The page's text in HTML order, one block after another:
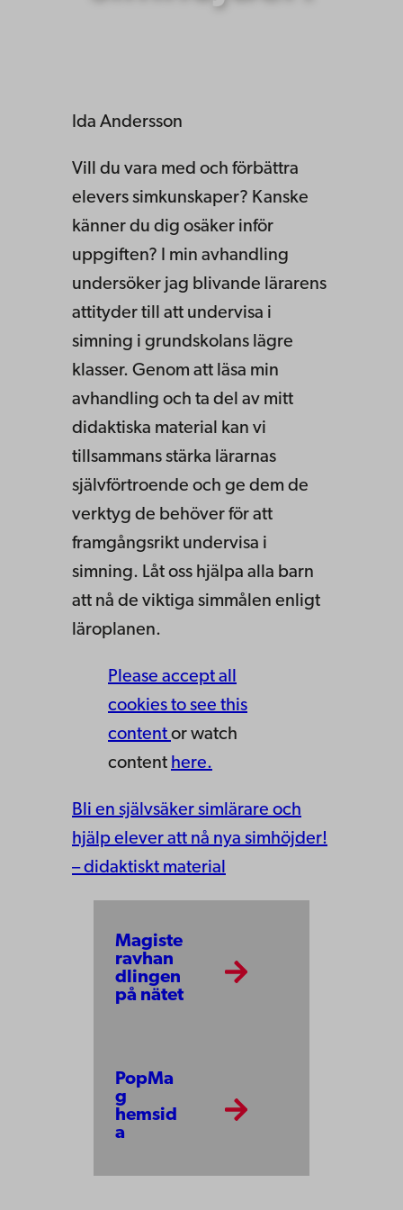
Ida Andersson
Vill du vara med och förbättra
elevers simkunskaper? Kanske
känner du dig osäker inför
uppgiften? I min avhandling
undersöker jag blivande lärarens
attityder till att undervisa i
simning i grundskolans lägre
klasser. Genom att läsa min
avhandling och ta del av mitt
didaktiska material kan vi
tillsammans stärka lärarnas
självförtroende och ge dem de
verktyg de behöver för att
framgångsrikt undervisa i
simning. Låt oss hjälpa alla barn
att nå de viktiga simmålen enligt
läroplanen.
Please accept all
cookies to see this
content or watch
content here.
Bli en självsäker simlärare och
hjälp elever att nå nya simhöjder!
– didaktiskt material
Magiste
ravhan
dlingen
på nätet
PopMa
g
hemsid
a